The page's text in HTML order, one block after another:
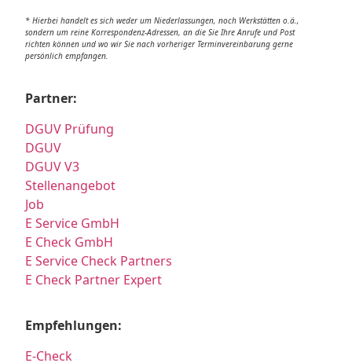
* Hierbei handelt es sich weder um Niederlassungen, noch Werkstätten o.ä.,
sondern um reine Korrespondenz-Adressen, an die Sie Ihre Anrufe und Post
richten können und wo wir Sie nach vorheriger Terminvereinbarung gerne
persönlich empfangen.
Partner:
DGUV Prüfung
DGUV
DGUV V3
Stellenangebot
Job
E Service GmbH
E Check GmbH
E Service Check Partners
E Check Partner Expert
Empfehlungen:
E-Check